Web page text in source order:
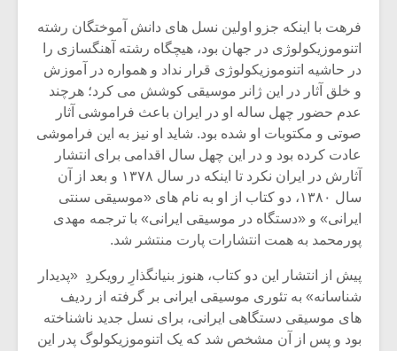
فرهت با اینکه جزو اولین نسل های دانش آموختگان رشته
اتنوموزیکولوژی در جهان بود، هیچگاه رشته آهنگسازی را
در حاشیه اتنوموزیکولوژی قرار نداد و همواره در آموزش
و خلق آثار در این ژانر موسیقی کوشش می کرد؛ هرچند
عدم حضور چهل ساله او در ایران باعث فراموشی آثار
صوتی و مکتوبات او شده بود. شاید او نیز به این فراموشی
عادت کرده بود و در این چهل سال اقدامی برای انتشار
آثارش در ایران نکرد تا اینکه در سال ۱۳۷۸ و بعد از آن
سال ۱۳۸۰، دو کتاب از او به نام های «موسیقی سنتی
ایرانی» و «دستگاه در موسیقی ایرانی» با ترجمه مهدی
پورمحمد به همت انتشارات پارت منتشر شد.
پیش از انتشار این دو کتاب، هنوز بنیانگذارِ رویکردِ «پدیدار
شناسانه» به تئوری موسیقی ایرانی بر گرفته از ردیف
های موسیقی دستگاهی ایرانی، برای نسل جدید ناشناخته
بود و پس از آن مشخص شد که یک اتنوموزیکولوگ پدر این
یادداشتی بر موسیقی
متن فیلم «متری
شیش و نیم»
اگر نمی توانی
مشهورترین باشی،
بدنام ترین باش
دوره
موسیقی
موسیقی
برگزار
موسیقی